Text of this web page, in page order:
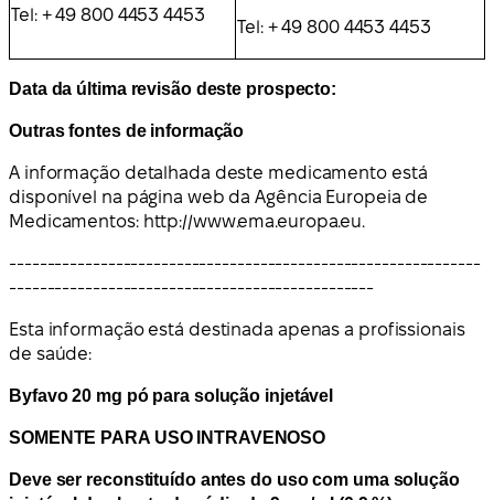
Tel: + 49 800 4453 4453
Tel: + 49 800 4453 4453
Data da última revisão deste prospecto:
Outras fontes de informação
A informação detalhada deste medicamento está
disponível na página web da Agência Europeia de
Medicamentos: http://www.ema.europa.eu.
--------------------------------------------------------------
------------------------------------------------
Esta informação está destinada apenas a profissionais
de saúde:
Byfavo 20 mg pó para solução injetável
SOMENTE PARA USO INTRAVENOSO
Deve ser reconstituído antes do uso com uma solução